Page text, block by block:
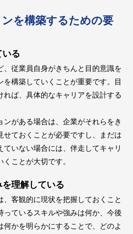
を構築するための要
いる
、従業員自身がきちんと目的意識を
を構築していくことが重要です。目
れば、具体的なキャリアを設計する
ンがある場合は、企業がそれらをき
せておくことが必要ですし、まだは
ていない場合には、伴走してキャリ
ことが大切です。
理解している
、客観的に現状を把握しておくこと
っているスキルや強みは何か、今後
何かを明らかにすることで、どのよ